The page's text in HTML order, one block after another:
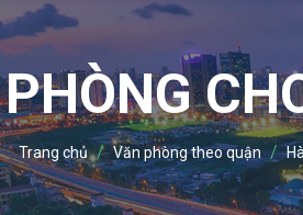
Trang chủ /Văn phòng theo quận /